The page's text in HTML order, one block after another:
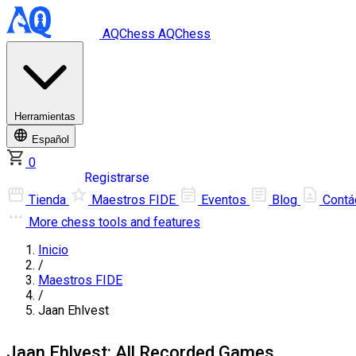
AQChess AQChess
Herramientas
Español
0
Registrarse
Tienda
Maestros FIDE Eventos Blog
More chess tools and features
Inicio
/
Maestros FIDE
/
Jaan Ehlvest